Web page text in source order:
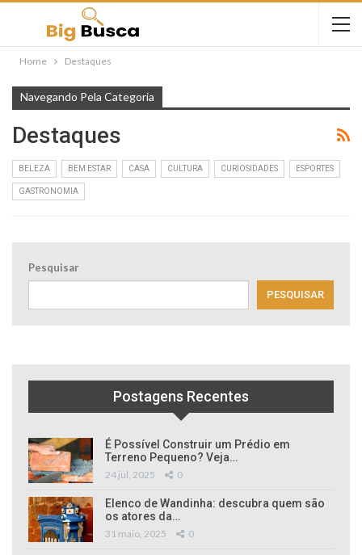
Home Destaques
Navegando Pela Categoria
Destaques
BELEZA BEM ESTAR CASA CULTURA CURIOSIDADES ESPORTES
GASTRONOMIA
Pesquisar
PESQUISAR
Postagens Recentes
É Possível Construir um Prédio em
Terreno Pequeno? Veja…
24 jul, 2025 0
Elenco de Wandinha: descubra quem são
os atores da…
31 maio, 2025 0